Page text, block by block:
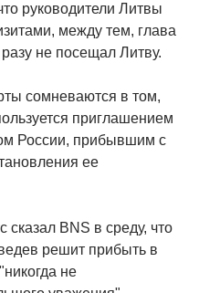
руководители Литвы
между тем, глава
разу не посещал Литву.
сомневаются в том,
приглашением
России, прибывшим с
ее
сказал BNS в среду, что
решит прибыть в
не